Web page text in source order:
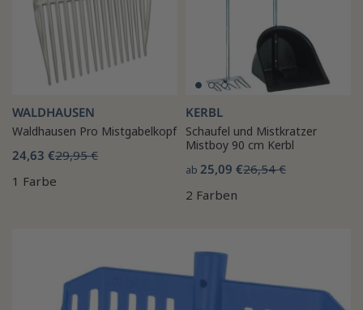
WALDHAUSEN
Waldhausen Pro Mistgabelkopf
24,63 €29,95 €
1 Farbe
KERBL
Schaufel und Mistkratzer
Mistboy 90 cm Kerbl
ab 25,09 €26,54 €
2 Farben